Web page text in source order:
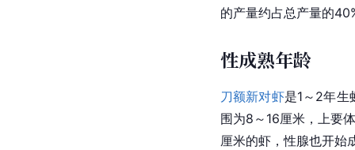
的产量约占总产量的
性成熟年龄
刀额新对虾是1～2年生
围为8～16厘米，上要
厘米的虾，性腺也开始